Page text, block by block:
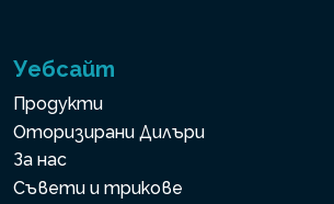
Уебсайт
Продукти
Оторизирани Дилъри
За нас
Съвети и трикове